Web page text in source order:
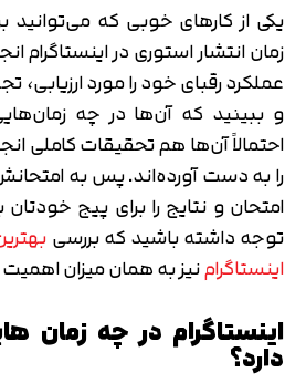
یکی از کارهای خوبی که می‌توانید
زمان انتشار استوری در اینستاگرام
عملکرد رقبای خود را مورد ارزیابی،
و ببینید که آن‌ها در چه
احتمالاً آن‌ها هم تحقیقات کاملی
را به دست آورده‌اند. پس به امتحانش
امتحان و نتایج را برای پیج
توجه داشته باشید که بررسی
اینستاگرامنیز به همان میزان اهمیت
اینستاگرام در چه زمان
دارد؟